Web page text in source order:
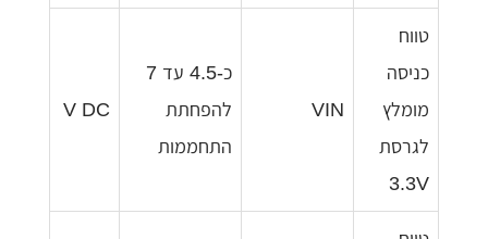
טווח
כניסה
מומלץ
לגרסת
3.3V
VIN
כ-4.5 עד 7
להפחתת
התחממות
V DC